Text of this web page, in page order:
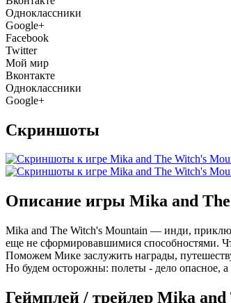
Одноклассники
Google+
Facebook
Twitter
Мой мир
Вконтакте
Одноклассники
Google+
Скриншоты
Описание игры Mika and
Mika and The Witch's Mountain — инди,
еще не сформировавшимися способностями.
Поможем Мике заслужить награды,
Но будем осторожны: полеты - дело опасное,
Геймплей / трейлер Mika